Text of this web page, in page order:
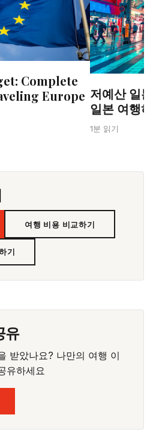
Complete
Europe 저예산 일
일본 여행
1분 읽기
여행 비용 비교하기
기
유
받았나요? 나만의 여행 이
유하세요